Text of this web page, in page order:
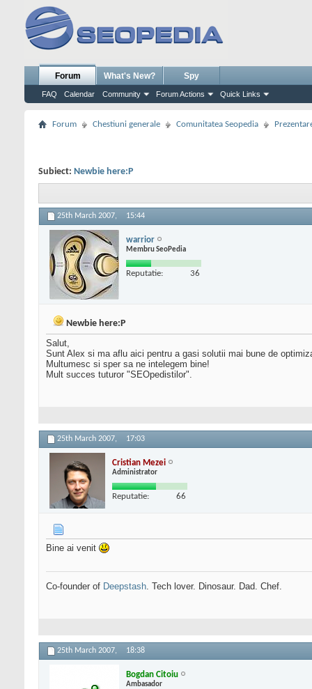
Forum
FAQ Calendar Community Forum Actions Quick Links
What's New? Spy
Forum Chestiuni generale Comunitatea Seopedia
Subiect: Newbie here:P
25th March 2007, 15:44
warrior
Membru SeoPedia
Reputatie: 36
Newbie here:P
Salut,
Sunt Alex si ma aflu aici pentru a gasi solutii mai bune de
Multumesc si sper sa ne intelegem bine!
Mult succes tuturor "SEOpedistilor".
25th March 2007, 17:03
Cristian Mezei
Administrator
Reputatie: 66
Bine ai venit
Co-founder of Deepstash. Tech lover. Dinosaur. Dad. Chef.
25th March 2007, 18:38
Bogdan Citoiu
Ambasador